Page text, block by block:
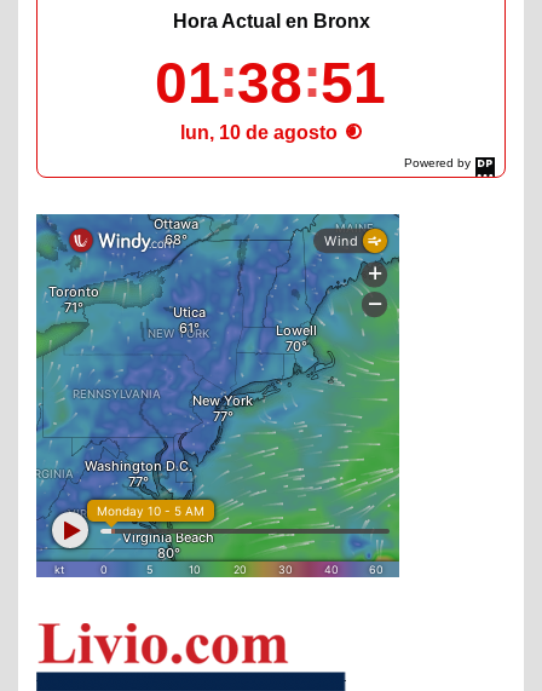
Powered by
DaysPedia.com
Hora Actual en Bronx
01 38 52
lun, 10 de agosto